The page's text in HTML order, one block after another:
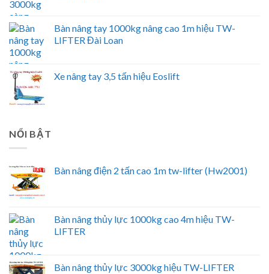
Bàn nâng tay 1000kg nâng cao 1m hiệu TW-
LIFTER Đài Loan
Xe nâng tay 3,5 tấn hiệu Eoslift
NỔI BẬT
Bàn nâng điện 2 tấn cao 1m tw-lifter (Hw2001)
Bàn nâng thủy lực 1000kg cao 4m hiệu TW-
LIFTER
Bàn nâng thủy lực 3000kg hiệu TW-LIFTER